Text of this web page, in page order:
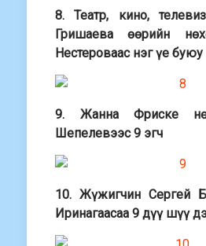
8. Театр, кино,
Гришаева өөрийн
Нестероваас нэг үе буюу
9. Жанна Фриске
Шепелевээс 9 эгч
10. Жүжигчин Сергей
Иринагаасаа 9 дүү шүү